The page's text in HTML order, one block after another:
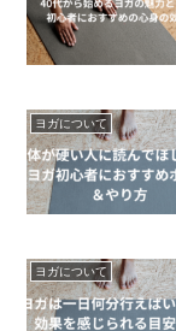
ヨガについて
ヨガについて